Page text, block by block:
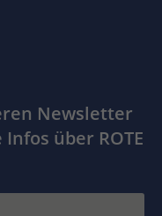
Newsletter
über ROTE